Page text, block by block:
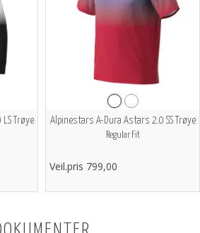
Trøye Alpinestars A-Dura Astars 2.0 SS Trøye
Regular Fit
Veil.pris 799,00